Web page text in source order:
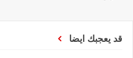
قد يعجبك ايضا